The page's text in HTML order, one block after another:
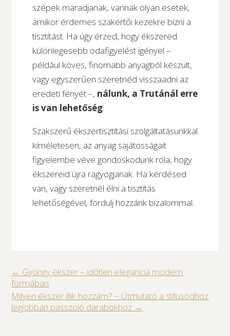
szépek maradjanak, vannak olyan esetek,
amikor érdemes szakértői kezekre bízni a
tisztítást. Ha úgy érzed, hogy ékszered
különlegesebb odafigyelést igényel –
például köves, finomabb anyagból készült,
vagy egyszerűen szeretnéd visszaadni az
eredeti fényét –, nálunk, a Trutánál erre
is van lehetőség.
Szakszerű ékszertisztítási szolgáltatásunkkal
kíméletesen, az anyag sajátosságait
figyelembe véve gondoskodunk róla, hogy
ékszereid újra ragyogjanak. Ha kérdésed
van, vagy szeretnél élni a tisztítás
lehetőségével, fordulj hozzánk bizalommal.
← Gyöngy ékszer – időtlen elegancia modern
formában
Milyen ékszer illik hozzám? – Útmutató a stílusodhoz
legjobban passzoló darabokhoz →